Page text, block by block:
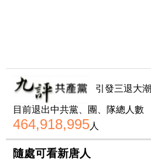
引發三退大潮
目前退出中共黨、團、隊總人數
464,918,995人
隨處可看新唐人